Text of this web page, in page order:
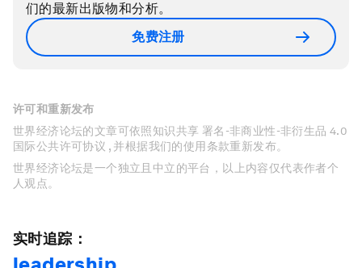
们的最新出版物和分析。
免费注册
许可和重新发布
世界经济论坛的文章可依照知识共享 署名-非商业性-非衍生品 4.0
国际公共许可协议 , 并根据我们的使用条款重新发布。
世界经济论坛是一个独立且中立的平台，以上内容仅代表作者个
人观点。
实时追踪：